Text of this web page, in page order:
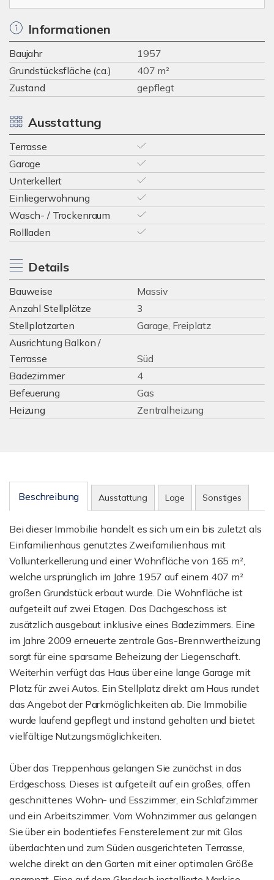
Informationen
Baujahr
1957
Grundstücksfläche (ca.)
407 m²
Zustand
gepflegt
Ausstattung
Terrasse
Garage
Unterkellert
Einliegerwohnung
Wasch- / Trockenraum
Rollladen
Details
Bauweise
Massiv
Anzahl Stellplätze
3
Stellplatzarten
Garage, Freiplatz
Ausrichtung Balkon /
Terrasse
Süd
Badezimmer
4
Befeuerung
Gas
Heizung
Zentralheizung
Beschreibung Ausstattung Lage Sonstiges
Bei dieser Immobilie handelt es sich um ein bis zuletzt als
Einfamilienhaus genutztes Zweifamilienhaus mit
Vollunterkellerung und einer Wohnfläche von 165 m²,
welche ursprünglich im Jahre 1957 auf einem 407 m²
großen Grundstück erbaut wurde. Die Wohnfläche ist
aufgeteilt auf zwei Etagen. Das Dachgeschoss ist
zusätzlich ausgebaut inklusive eines Badezimmers. Eine
im Jahre 2009 erneuerte zentrale Gas-Brennwertheizung
sorgt für eine sparsame Beheizung der Liegenschaft.
Weiterhin verfügt das Haus über eine lange Garage mit
Platz für zwei Autos. Ein Stellplatz direkt am Haus rundet
das Angebot der Parkmöglichkeiten ab. Die Immobilie
wurde laufend gepflegt und instand gehalten und bietet
vielfältige Nutzungsmöglichkeiten.
Über das Treppenhaus gelangen Sie zunächst in das
Erdgeschoss. Dieses ist aufgeteilt auf ein großes, offen
geschnittenes Wohn- und Esszimmer, ein Schlafzimmer
und ein Arbeitszimmer. Vom Wohnzimmer aus gelangen
Sie über ein bodentiefes Fensterelement zur mit Glas
überdachten und zum Süden ausgerichteten Terrasse,
welche direkt an den Garten mit einer optimalen Größe